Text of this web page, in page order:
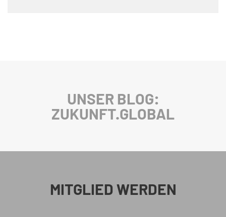
UNSER BLOG:
ZUKUNFT.GLOBAL
MITGLIED WERDEN